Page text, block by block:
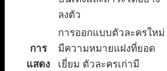
ลงตัว
การ
แสดง
การออกแบบตัวละครใหม่
มีความหมายแฝงที่ยอด
เยี่ยม ตัวละครเก่ามี